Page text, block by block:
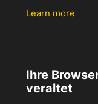
Learn more
Ihre
veraltet